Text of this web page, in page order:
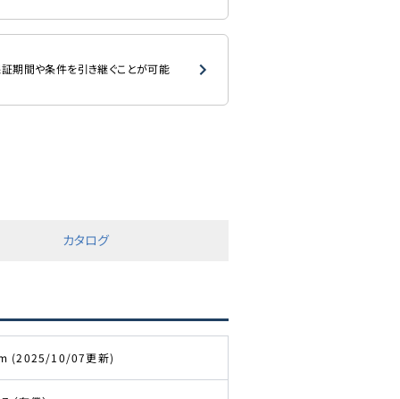
期間や条件を引き継ぐことが可能
カタログ
(2025/10/07更新)